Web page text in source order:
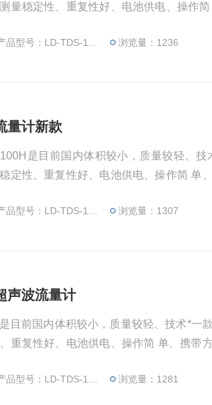
量稳定性、重复性好、电池供电、操作
品型号：LD-TDS-100H 浏览量：1236
量计新款
是目前国内体积较小，质量较轻、
定性、重复性好、电池供电、操作简 单
品型号：LD-TDS-100H 浏览量：1307
声波流量计
目前国内体积较小，质量较轻、技术*一
重复性好、电池供电、操作简 单、携带
品型号：LD-TDS-100H 浏览量：1281